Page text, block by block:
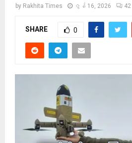
by Rakhita Times ဇွန် 16, 2026 42
SHARE 0